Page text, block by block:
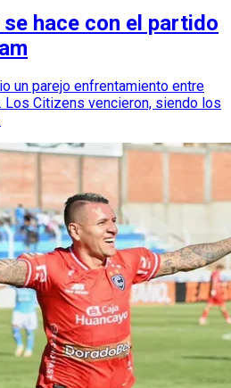
hace con el partido
un parejo enfrentamiento entre
Los Citizens vencieron, siendo los